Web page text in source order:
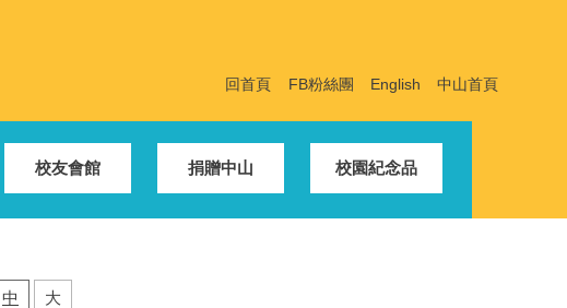
回首頁 FB粉絲團 English 中山首頁
校友會館 捐贈中山 校園紀念品
中 大